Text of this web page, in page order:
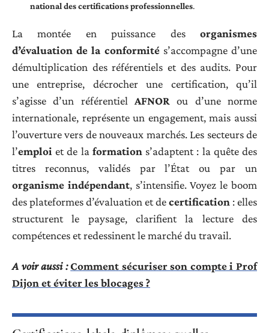
national des certifications professionnelles.
La montée en puissance des organismes
d’évaluation de la conformités’accompagne d’une
démultiplication des référentiels et des audits. Pour
une entreprise, décrocher une certification, qu’il
s’agisse d’un référentiel AFNOR ou d’une norme
internationale, représente un engagement, mais aussi
l’ouverture vers de nouveaux marchés. Les secteurs de
l’emploi et de la formations’adaptent : la quête des
titres reconnus, validés par l’État ou par un
organisme indépendant, s’intensifie. Voyez le boom
des plateformes d’évaluation et decertification : elles
structurent le paysage, clarifient la lecture des
compétences et redessinent le marché du travail.
A voir aussi : Comment sécuriser son compte i Prof
Dijon et éviter les blocages ?